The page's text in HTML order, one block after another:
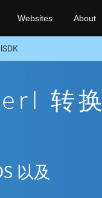
Websites About
转换
以及